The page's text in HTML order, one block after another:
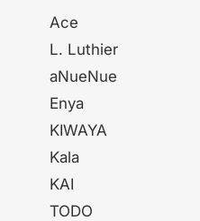
Ace
L. Luthier
aNueNue
Enya
KIWAYA
Kala
KAI
TODO